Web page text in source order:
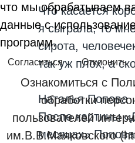
Что касается
я сыграла, то
сирота,
так уж плох, а
Наталья Попова
После картины
месяцах»
что мы обрабатываем
данные с
программ.
Согласиться Отклонить
Ознакомиться с
обработки
пользователей
им.В.В.Маяковского